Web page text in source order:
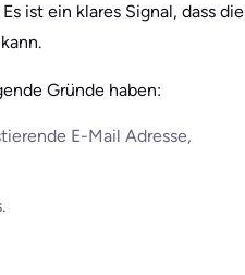
ist ein klares Signal, dass die
Gründe haben:
E-Mail Adresse,